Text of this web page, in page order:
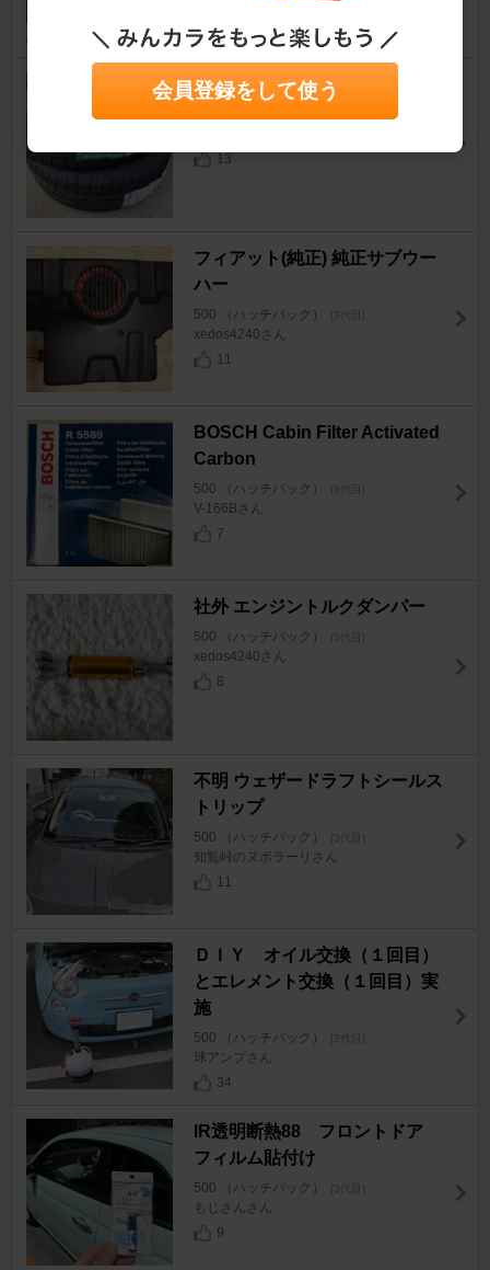
GRENLANDER COLO H02
13
フィアット(純正) 純正サブウー
ハー
500 （ハッチバック） [3代目]
xedos4240さん
11
BOSCH Cabin Filter Activated
Carbon
500 （ハッチバック） [3代目]
V-166Bさん
7
社外 エンジントルクダンパー
500 （ハッチバック） [3代目]
xedos4240さん
8
不明 ウェザードラフトシールス
トリップ
500 （ハッチバック） [3代目]
知覧峠のヌボラーリさん
11
ＤＩＹ オイル交換（１回目）
とエレメント交換（１回目）実
施
500 （ハッチバック） [3代目]
球アンプさん
34
IR透明断熱88 フロントドア
フィルム貼付け
500 （ハッチバック） [3代目]
もじさんさん
9
会員登録をして使う